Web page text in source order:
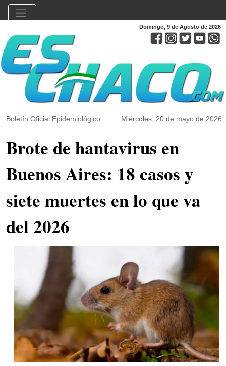
Domingo, 9 de Agosto de 2026
Boletín Oficial Epidemiológico Miércoles, 20 de mayo de 2026
Brote de hantavirus en
Buenos Aires: 18 casos y
siete muertes en lo que va
del 2026